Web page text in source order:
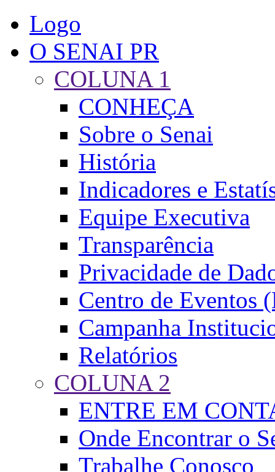
Logo
O SENAI PR
COLUNA 1
CONHEÇA
Sobre o Senai
História
Indicadores e
Equipe Executiva
Transparência
Privacidade de
Centro de Eventos
Campanha
Relatórios
COLUNA 2
ENTRE EM
Onde Encontrar o
Trabalhe Conosco